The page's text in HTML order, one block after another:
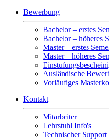
Bewerbung
Bachelor – erstes
Bachelor – höheres
Master – erstes
Master – höheres
Ausländische
Vorläufiges
Kontakt
Mitarbeiter
Lehrstuhl Info's
Technischer Support